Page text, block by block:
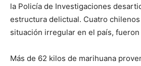
la Policía de Investigaciones
estructura delictual. Cuatro
situación irregular en el país,
Más de 62 kilos de marihuana